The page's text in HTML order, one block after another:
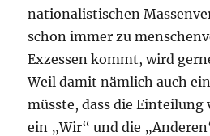
nationalistischen
schon immer zu
Exzessen kommt, wird
Weil damit nämlich auch
müsste, dass die Einteilung
ein „Wir“ und die